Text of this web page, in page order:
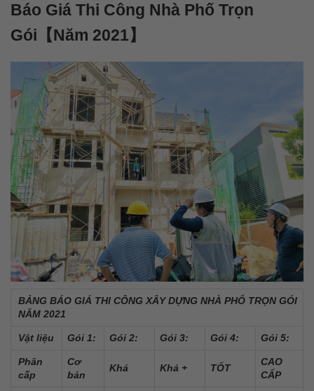
Báo Giá Thi Công Nhà Phố Trọn
Gói【Năm 2021】
BẢNG BÁO GIÁ THI CÔNG XÂY DỰNG NHÀ PHỐ TRỌN GÓI
NĂM 2021
Vật liệu Gói 1: Gói 2: Gói 3: Gói 4: Gói 5:
Phân
cấp
Cơ
bản
Khá Khá + TỐT
CAO
CẤP